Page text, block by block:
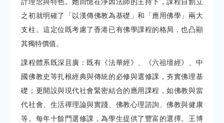
之初就明確了「以漢傳佛教為基礎」和「應用佛學」兩大
支柱。這定位既考慮了香港已有佛學課程的格局，也凸顯
其獨特價值。
課程體系既深且廣：既有《法華經》、《六祖壇經》、中
國佛教史等扎根經典與傳統的必修與選修課，夯實佛理基
礎；更開設與現代社會緊密結合的應用課程，如佛教與當
代社會、生活禪理論與實踐、佛教心理諮詢、佛教與健康
等。每年十餘門選修課，為學生提供了豐富的選擇。王博